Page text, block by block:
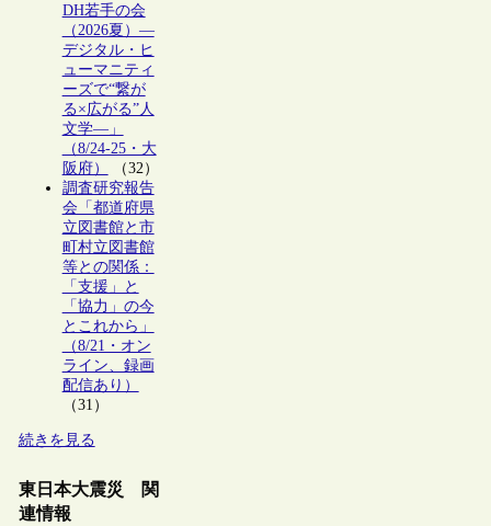
DH若手の会
（2026夏）―
デジタル・ヒ
ューマニティ
ーズで“繋が
る×広がる”人
文学―」
（8/24-25・大
阪府）
（32）
調査研究報告
会「都道府県
立図書館と市
町村立図書館
等との関係：
「支援」と
「協力」の今
とこれから」
（8/21・オン
ライン、録画
配信あり）
（31）
続きを見る
東日本大震災 関
連情報